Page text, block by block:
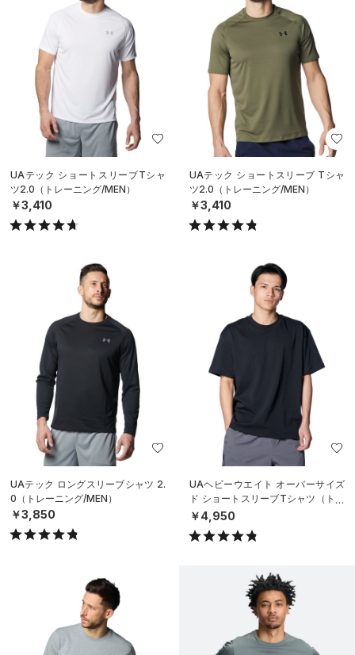
UAテック ショートスリーブTシャ
ツ2.0（トレーニング/MEN）
￥3,410
UAテック ショートスリーブ Tシャ
ツ2.0（トレーニング/MEN）
￥3,410
UAテック ロングスリーブシャツ 2.
0（トレーニング/MEN）
￥3,850
UAヘビーウエイト オーバーサイズ
ド ショートスリーブTシャツ（トレ
ーニング/MEN）
￥4,950